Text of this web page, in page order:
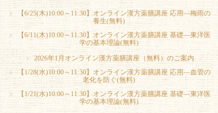
【6/25(木)10:00～11:30】オンライン漢方薬膳講座 応用―梅雨の
養生(無料)
【6/11(木)10:00～11:30】オンライン漢方薬膳講座 基礎―東洋医
学の基本理論(無料)
2026年1月オンライン漢方薬膳講座（無料）のご案内
【1/28(水)10:00～11:30】オンライン漢方薬膳講座 応用―血管の
老化を防ぐ(無料)
【1/21(水)10:00～11:30】オンライン漢方薬膳講座 基礎―東洋医
学の基本理論(無料)